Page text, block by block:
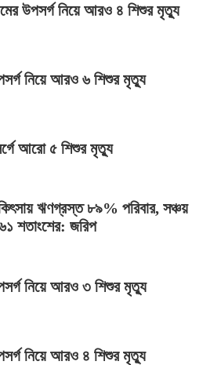
উপসর্গ নিয়ে আরও ৪ শিশুর মৃত্যু
নিয়ে আরও ৬ শিশুর মৃত্যু
আরো ৫ শিশুর মৃত্যু
ঋণগ্রস্ত ৮৯% পরিবার, সঞ্চয়
শতাংশের: জরিপ
নিয়ে আরও ৩ শিশুর মৃত্যু
নিয়ে আরও ৪ শিশুর মৃত্যু